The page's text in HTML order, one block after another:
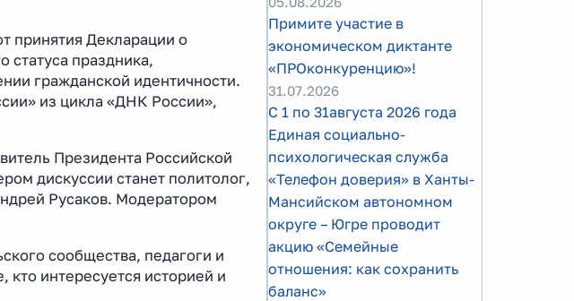
принятия Декларации о
статуса праздника,
гражданской идентичности.
из цикла «ДНК России»,
Президента Российской
дискуссии станет политолог,
Русаков. Модератором
сообщества, педагоги и
интересуется историей и
Примите участие в
экономическом диктанте
«ПРОконкуренцию»!
31.07.2026
С 1 по 31августа 2026 года
Единая социально-
психологическая служба
«Телефон доверия» в Ханты-
Мансийском автономном
округе – Югре проводит
акцию «Семейные
отношения: как сохранить
баланс»